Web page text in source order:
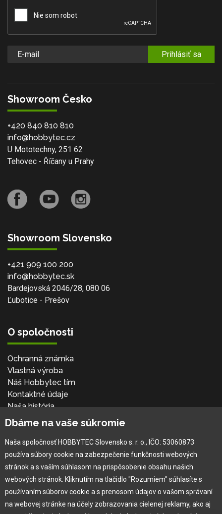
Prihlásiť sa
Showroom Česko
+420 840 810 810
info@hobbytec.cz
U Mototechny, 251 62
Tehovec - Říčany u Prahy
Showroom Slovensko
+421 909 100 200
info@hobbytec.sk
Bardejovská 2046/28, 080 06
Ľubotice - Prešov
O spoločnosti
Ochranná známka
Vlastná výroba
Náš Hobbytec tím
Kontaktné údaje
Naša história
Kariéra
Pre zákazníka
Garancia najlepšej ceny
Užívateľský manuál
Obchodné podmienky
Dbáme na vaše súkromie
Naša spoločnosť HOBBYTEC Slovensko s. r. o., IČO: 53060873
používa súbory cookie na zabezpečenie funkčnosti webových
stránok a s vaším súhlasom na prispôsobenie obsahu našich
webových stránok. Kliknutím na tlačidlo "Rozumiem" súhlasíte s
používaním súborov cookie a s prenosom údajov o vašom správaní
na webovej stránke na účely zobrazovania cielenej reklamy, ako aj